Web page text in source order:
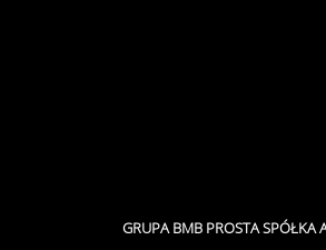
GRUPA BMB PROSTA SPÓŁKA